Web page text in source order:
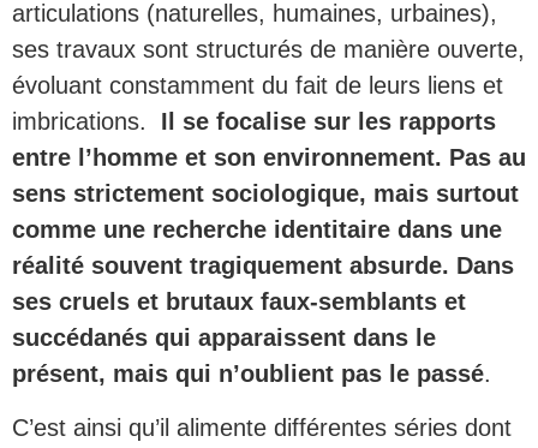
articulations (naturelles, humaines, urbaines),
ses travaux sont structurés de manière ouverte,
évoluant constamment du fait de leurs liens et
imbrications. Il se focalise sur les rapports
entre l’homme et son environnement. Pas au
sens strictement sociologique, mais surtout
comme une recherche identitaire dans une
réalité souvent tragiquement absurde. Dans
ses cruels et brutaux faux-semblants et
succédanés qui apparaissent dans le
présent, mais qui n’oublient pas le passé.
C’est ainsi qu’il alimente différentes séries dont